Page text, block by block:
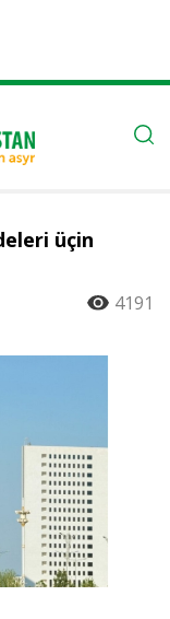
üçin
4191